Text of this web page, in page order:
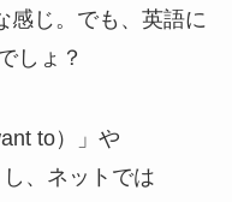
感じ。でも、英語に
しょ？
to）」や
、ネットでは